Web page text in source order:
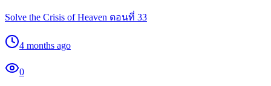
Solve the Crisis of Heaven ตอนที่ 33
4 months ago
0